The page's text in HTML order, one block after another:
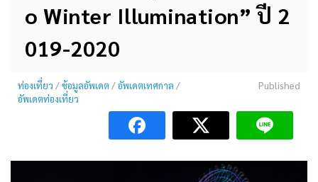
o Winter Illumination” ปี 2
019-2020
ท่องเที่ยว /ข้อมูลอัพเดต /อัพเดตเทศกาล /
อัพเดตท่องเที่ยว
Published